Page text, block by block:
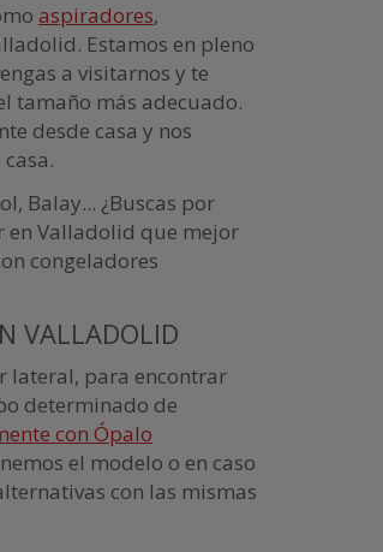
aspiradores,
Estamos en pleno
a visitarnos y te
tamaño más adecuado.
desde casa y nos
Balay... ¿Buscas por
en Valladolid que mejor
congeladores
VALLADOLID
lateral, para encontrar
determinado de
con Ópalo
el modelo o en caso
con las mismas